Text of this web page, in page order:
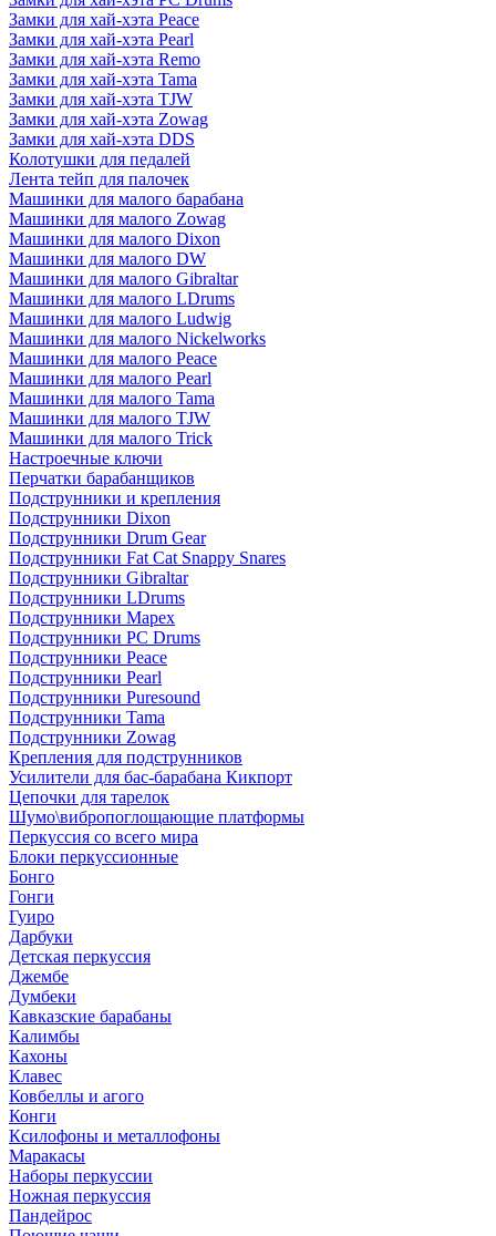
Замки для хай-хэта Peace
Замки для хай-хэта Pearl
Замки для хай-хэта Remo
Замки для хай-хэта Tama
Замки для хай-хэта TJW
Замки для хай-хэта Zowag
Замки для хай-хэта DDS
Колотушки для педалей
Лента тейп для палочек
Машинки для малого барабана
Машинки для малого Zowag
Машинки для малого Dixon
Машинки для малого DW
Машинки для малого Gibraltar
Машинки для малого LDrums
Машинки для малого Ludwig
Машинки для малого Nickelworks
Машинки для малого Peace
Машинки для малого Pearl
Машинки для малого Tama
Машинки для малого TJW
Машинки для малого Trick
Настроечные ключи
Перчатки барабанщиков
Подструнники и крепления
Подструнники Dixon
Подструнники Drum Gear
Подструнники Fat Cat Snappy Snares
Подструнники Gibraltar
Подструнники LDrums
Подструнники Mapex
Подструнники PC Drums
Подструнники Peace
Подструнники Pearl
Подструнники Puresound
Подструнники Tama
Подструнники Zowag
Крепления для подструнников
Усилители для бас-барабана Кикпорт
Цепочки для тарелок
Шумо\вибропоглощающие платформы
Перкуссия со всего мира
Блоки перкуссионные
Бонго
Гонги
Гуиро
Дарбуки
Детская перкуссия
Джембе
Думбеки
Кавказские барабаны
Калимбы
Кахоны
Клавес
Ковбеллы и агого
Конги
Ксилофоны и металлофоны
Маракасы
Наборы перкуссии
Ножная перкуссия
Пандейрос